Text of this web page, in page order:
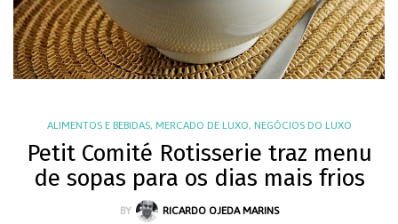
ALIMENTOS E BEBIDAS, MERCADO DE LUXO, NEGÓCIOS DO LUXO
Petit Comité Rotisserie traz menu
de sopas para os dias mais frios
BY RICARDO OJEDA MARINS